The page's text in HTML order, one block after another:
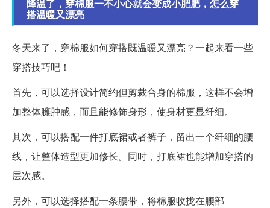
降温了，穿棉服一不小心就会变成小肥肥，怎么穿
搭温暖又漂亮
冬天来了，穿棉服如何穿搭既温暖又漂亮？一起来看一些
穿搭技巧吧！
首先，可以选择设计简约但剪裁合身的棉服，这样不会增
加整体臃肿感，而且能修饰身形，使身材更显纤细。
其次，可以搭配一件打底裙或者裤子，留出一个纤细的腰
线，让整体造型更加修长。同时，打底裙也能增加穿搭的
层次感。
另外，可以选择搭配一条腰带，将棉服收拢在腰部